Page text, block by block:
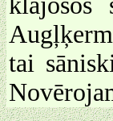
tai